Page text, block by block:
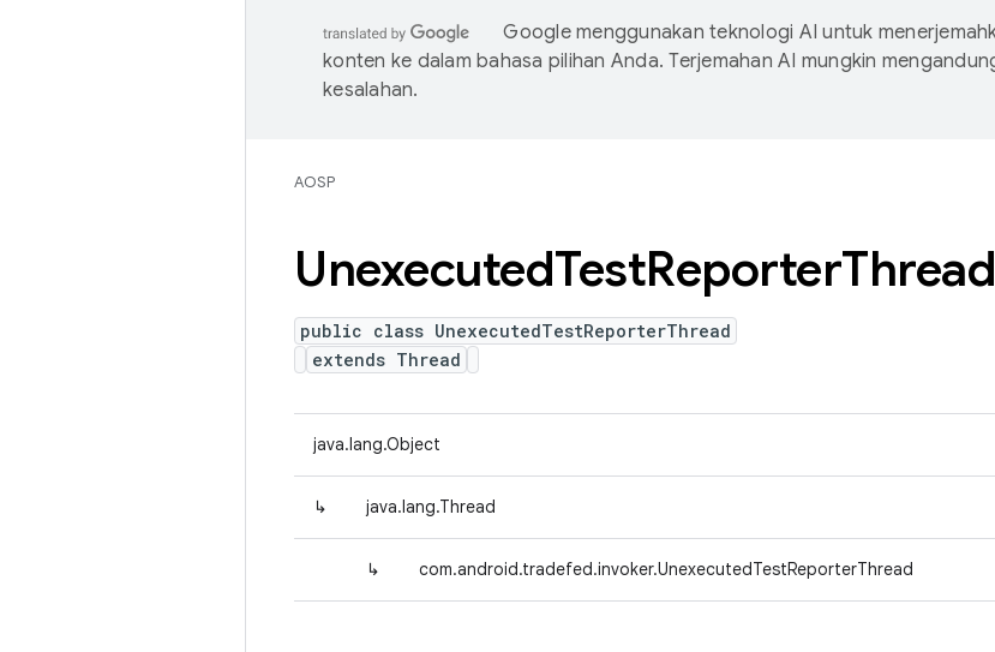
Google menggunakan teknologi AI untuk
konten ke dalam bahasa pilihan Anda. Terjemahan AI mungkin
kesalahan.
AOSP
UnexecutedTestReporterThread
public class UnexecutedTestReporterThread
extends Thread
java.lang.Object
↳ java.lang.Thread
↳ com.android.tradefed.invoker.UnexecutedTestReporterThread